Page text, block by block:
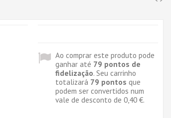
Ao comprar este produto pode
ganhar até 79 pontos de
fidelização. Seu carrinho
totalizará 79 pontos que
podem ser convertidos num
vale de desconto de 0,40 €.